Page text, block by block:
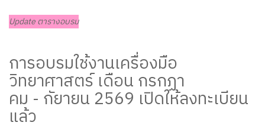
Update ตารางอบรม
การอบรมใช้งานเครื่องมือ
วิทยาศาสตร์ เดือน กรกฏา
คม - กัยายน 2569 เปิดให้ลงทะเบียน
แล้ว